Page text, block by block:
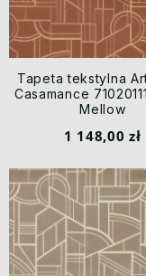
Tapeta tekstylna
Casamance
Mellow
1 148,00 zł